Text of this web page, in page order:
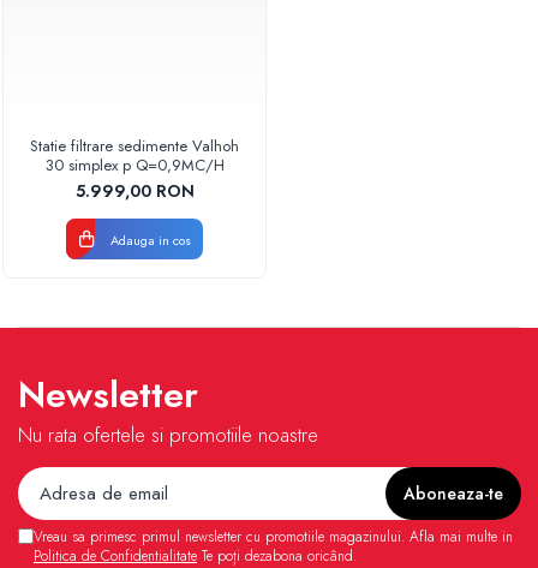
Statie filtrare sedimente Valhoh
30 simplex p Q=0,9MC/H
5.999,00 RON
Adauga in cos
Newsletter
Nu rata ofertele si promotiile noastre
Vreau sa primesc primul newsletter cu promotiile magazinului. Afla mai multe in
Politica de Confidentialitate Te poți dezabona oricând.